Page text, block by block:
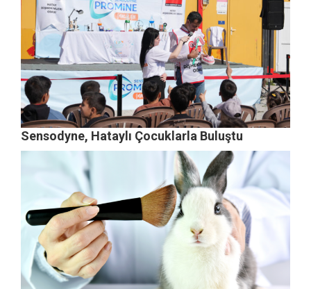
Sensodyne, Hataylı Çocuklarla Buluştu